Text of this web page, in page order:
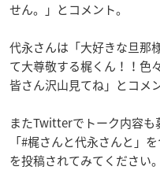
せん。」とコメント。
代永さんは「大好きな旦那
て大尊敬する梶くん！！色
皆さん沢山見てね」とコメ
またTwitterでトーク内容も
「#梶さんと代永さんと」
を投稿されてみてください。